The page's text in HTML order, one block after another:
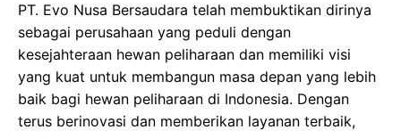
PT. Evo Nusa Bersaudara telah membuktikan dirinya
sebagai perusahaan yang peduli dengan
kesejahteraan hewan peliharaan dan memiliki visi
yang kuat untuk membangun masa depan yang lebih
baik bagi hewan peliharaan di Indonesia. Dengan
terus berinovasi dan memberikan layanan terbaik,